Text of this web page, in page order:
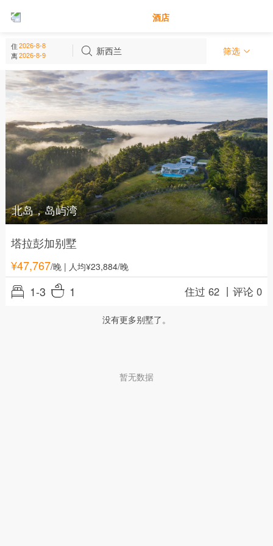
酒店
住
离
新西兰 筛选
新西兰 - 大洋洲
北岛，岛屿湾
塔拉彭加别墅
¥47,767/晚| 人均¥23,884/晚
1-3 1 住过 62 丨评论 0
没有更多别墅了。
暂无数据